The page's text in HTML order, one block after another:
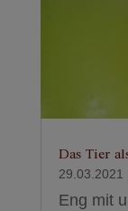
Das Tier
29.03.2021
Eng mit